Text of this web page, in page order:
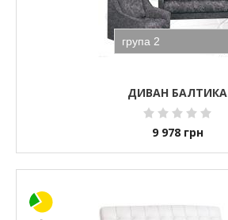
ДИВАН БАЛТИКА
9 978 грн